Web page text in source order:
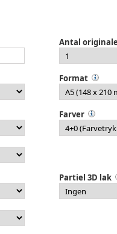
Antal
Format
Farver
Partiel 3D lak